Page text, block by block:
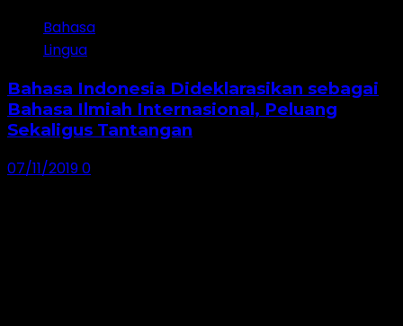
Bahasa
Lingua
Bahasa Indonesia Dideklarasikan sebagai
Bahasa Ilmiah Internasional, Peluang
Sekaligus Tantangan
07/11/20190